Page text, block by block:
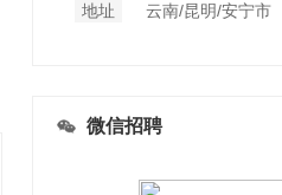
地址 云南/昆明/安宁市
微信招聘